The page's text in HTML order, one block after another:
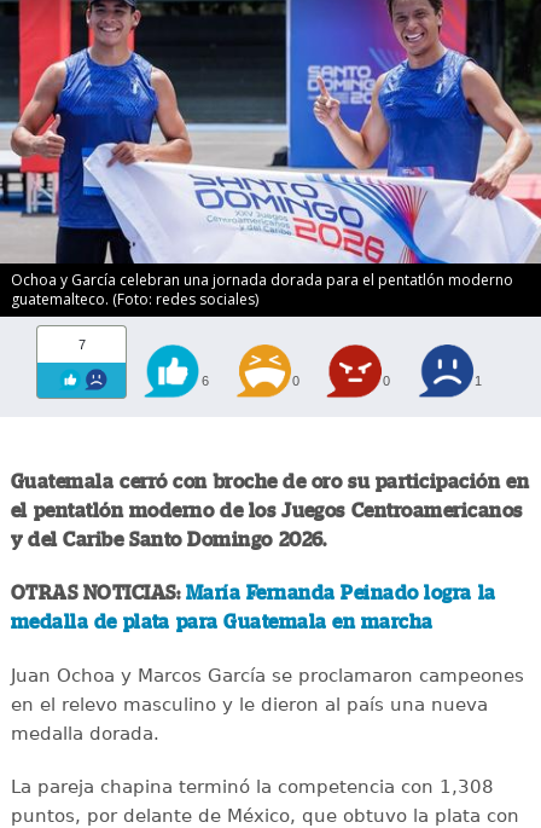
Ochoa y García celebran una jornada dorada para el pentatlón moderno
guatemalteco. (Foto: redes sociales)
7
6 0 0 1
Guatemala cerró con broche de oro su participación en
el pentatlón moderno de los Juegos Centroamericanos
y del Caribe Santo Domingo 2026.
OTRAS NOTICIAS: María Fernanda Peinado logra la
medalla de plata para Guatemala en marcha
Juan Ochoa y Marcos García se proclamaron campeones
en el relevo masculino y le dieron al país una nueva
medalla dorada.
La pareja chapina terminó la competencia con 1,308
puntos, por delante de México, que obtuvo la plata con